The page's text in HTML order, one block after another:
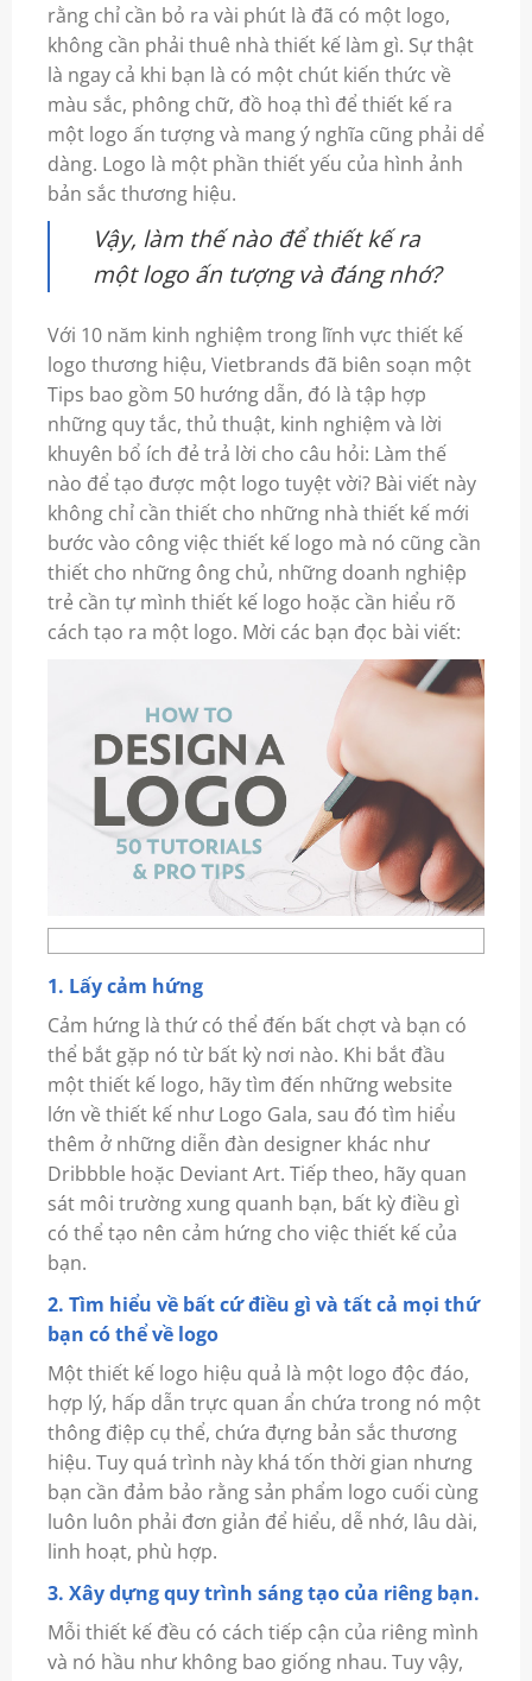
rằng chỉ cần bỏ ra vài phút là đã có một logo,
không cần phải thuê nhà thiết kế làm gì. Sự thật
là ngay cả khi bạn là có một chút kiến thức về
màu sắc, phông chữ, đồ hoạ thì để thiết kế ra
một logo ấn tượng và mang ý nghĩa cũng phải dể
dàng. Logo là một phần thiết yếu của hình ảnh
bản sắc thương hiệu.
Vậy, làm thế nào để thiết kế ra
một logo ấn tượng và đáng nhớ?
Với 10 năm kinh nghiệm trong lĩnh vực thiết kế
logo thương hiệu, Vietbrands đã biên soạn một
Tips bao gồm 50 hướng dẫn, đó là tập hợp
những quy tắc, thủ thuật, kinh nghiệm và lời
khuyên bổ ích đẻ trả lời cho câu hỏi: Làm thế
nào để tạo được một logo tuyệt vời? Bài viết này
không chỉ cần thiết cho những nhà thiết kế mới
bước vào công việc thiết kế logo mà nó cũng cần
thiết cho những ông chủ, những doanh nghiệp
trẻ cần tự mình thiết kế logo hoặc cần hiểu rõ
cách tạo ra một logo. Mời các bạn đọc bài viết:
1. Lấy cảm hứng
Cảm hứng là thứ có thể đến bất chợt và bạn có
thể bắt gặp nó từ bất kỳ nơi nào. Khi bắt đầu
một thiết kế logo, hãy tìm đến những website
lớn về thiết kế như Logo Gala, sau đó tìm hiểu
thêm ở những diễn đàn designer khác như
Dribbble hoặc Deviant Art. Tiếp theo, hãy quan
sát môi trường xung quanh bạn, bất kỳ điều gì
có thể tạo nên cảm hứng cho việc thiết kế của
bạn.
2. Tìm hiểu về bất cứ điều gì và tất cả mọi thứ
bạn có thể về logo
Một thiết kế logo hiệu quả là một logo độc đáo,
hợp lý, hấp dẫn trực quan ẩn chứa trong nó một
thông điệp cụ thể, chứa đựng bản sắc thương
hiệu. Tuy quá trình này khá tốn thời gian nhưng
bạn cần đảm bảo rằng sản phẩm logo cuối cùng
luôn luôn phải đơn giản để hiểu, dễ nhớ, lâu dài,
linh hoạt, phù hợp.
3. Xây dựng quy trình sáng tạo của riêng bạn.
Mỗi thiết kế đều có cách tiếp cận của riêng mình
và nó hầu như không bao giống nhau. Tuy vậy,